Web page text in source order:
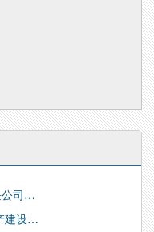
公司…
建设…